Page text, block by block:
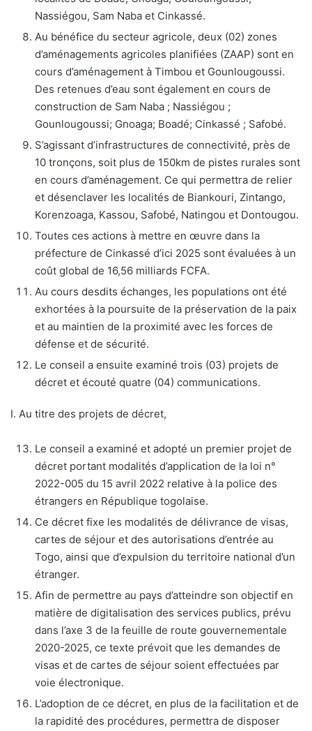
Nassiégou, Sam Naba et Cinkassé.
Au bénéfice du secteur agricole, deux (02) zones
d’aménagements agricoles planifiées (ZAAP) sont en
cours d’aménagement à Timbou et Gounlougoussi.
Des retenues d’eau sont également en cours de
construction de Sam Naba ; Nassiégou ;
Gounlougoussi; Gnoaga; Boadé; Cinkassé ; Safobé.
S’agissant d’infrastructures de connectivité, près de
10 tronçons, soit plus de 150km de pistes rurales sont
en cours d’aménagement. Ce qui permettra de relier
et désenclaver les localités de Biankouri, Zintango,
Korenzoaga, Kassou, Safobé, Natingou et Dontougou.
Toutes ces actions à mettre en œuvre dans la
préfecture de Cinkassé d’ici 2025 sont évaluées à un
coût global de 16,56 milliards FCFA.
Au cours desdits échanges, les populations ont été
exhortées à la poursuite de la préservation de la paix
et au maintien de la proximité avec les forces de
défense et de sécurité.
Le conseil a ensuite examiné trois (03) projets de
décret et écouté quatre (04) communications.
I. Au titre des projets de décret,
Le conseil a examiné et adopté un premier projet de
décret portant modalités d’application de la loi n°
2022-005 du 15 avril 2022 relative à la police des
étrangers en République togolaise.
Ce décret fixe les modalités de délivrance de visas,
cartes de séjour et des autorisations d’entrée au
Togo, ainsi que d’expulsion du territoire national d’un
étranger.
Afin de permettre au pays d’atteindre son objectif en
matière de digitalisation des services publics, prévu
dans l’axe 3 de la feuille de route gouvernementale
2020-2025, ce texte prévoit que les demandes de
visas et de cartes de séjour soient effectuées par
voie électronique.
L’adoption de ce décret, en plus de la facilitation et de
la rapidité des procédures, permettra de disposer